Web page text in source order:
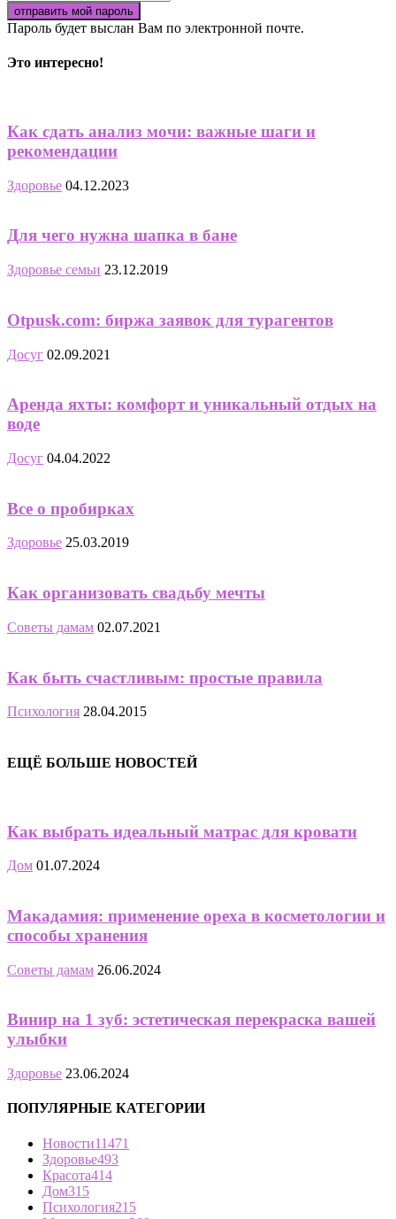
Пароль будет выслан Вам по электронной почте.
Это интересно!
Как сдать анализ мочи: важные шаги и
рекомендации
Здоровье 04.12.2023
Для чего нужна шапка в бане
Здоровье семьи 23.12.2019
Otpusk.com: биржа заявок для турагентов
Досуг 02.09.2021
Аренда яхты: комфорт и уникальный отдых на
воде
Досуг 04.04.2022
Все о пробирках
Здоровье 25.03.2019
Как организовать свадьбу мечты
Советы дамам 02.07.2021
Как быть счастливым: простые правила
Психология 28.04.2015
ЕЩЁ БОЛЬШЕ НОВОСТЕЙ
Как выбрать идеальный матрас для кровати
Дом 01.07.2024
Макадамия: применение ореха в косметологии и
способы хранения
Советы дамам 26.06.2024
Винир на 1 зуб: эстетическая перекраска вашей
улыбки
Здоровье 23.06.2024
ПОПУЛЯРНЫЕ КАТЕГОРИИ
Новости11471
Здоровье493
Красота414
Дом315
Психология215